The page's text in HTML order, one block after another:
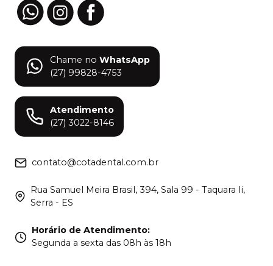
Chame no WhatsApp
(27) 99828-4753
Atendimento
(27) 3022-8146
contato@cotadental.com.br
Rua Samuel Meira Brasil, 394, Sala 99 - Taquara Ii,
Serra - ES
Horário de Atendimento:
Segunda a sexta das 08h às 18h